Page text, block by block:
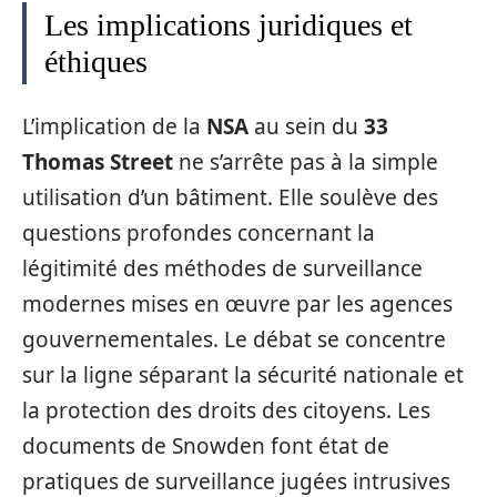
Les implications juridiques et
éthiques
L’implication de la NSA au sein du 33
Thomas Street ne s’arrête pas à la simple
utilisation d’un bâtiment. Elle soulève des
questions profondes concernant la
légitimité des méthodes de surveillance
modernes mises en œuvre par les agences
gouvernementales. Le débat se concentre
sur la ligne séparant la sécurité nationale et
la protection des droits des citoyens. Les
documents de Snowden font état de
pratiques de surveillance jugées intrusives